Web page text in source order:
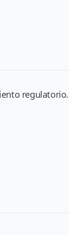
regulatorio.